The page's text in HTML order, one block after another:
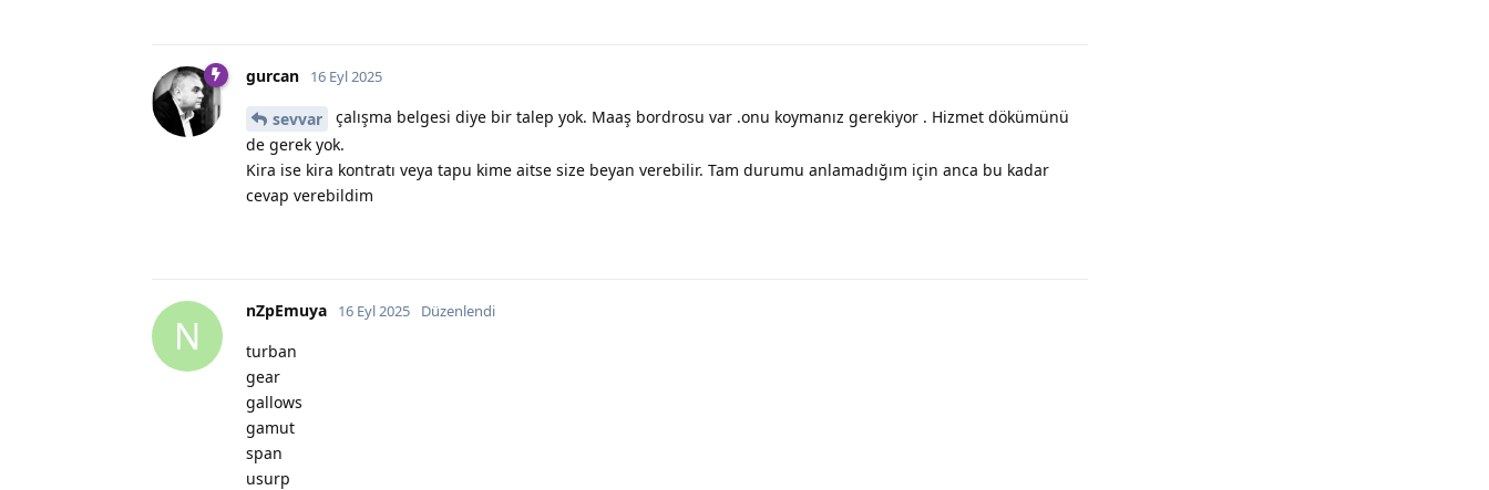
gurcan 16 Eyl 2025
sevvar
çalışma belgesi diye bir talep yok. Maaş bordrosu var .onu koymanız gerekiyor . Hizmet dökümünü
de gerek yok.
Kira ise kira kontratı veya tapu kime aitse size beyan verebilir. Tam durumu anlamadığım için anca bu kadar
cevap verebildim
N
nZpEmuya 16 Eyl 2025 Düzenlendi
turban
gear
gallows
gamut
span
usurp